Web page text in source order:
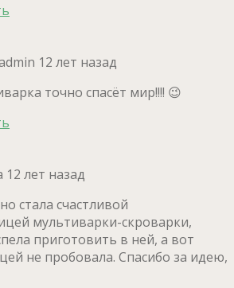
12 лет назад
точно спасёт мир!!!! 😉
12 лет назад
стала счастливой
мультиварки-скроварки,
приготовить в ней, а вот
не пробовала. Спасибо за идею,